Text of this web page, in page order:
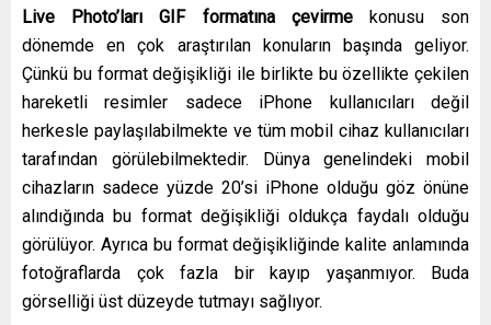
Live Photo’ları GIF formatına çevirmekonusu son
dönemde en çok araştırılan konuların başında geliyor.
Çünkü bu format değişikliği ile birlikte bu özellikte çekilen
hareketli resimler sadece iPhone kullanıcıları değil
herkesle paylaşılabilmekte ve tüm mobil cihaz kullanıcıları
tarafından görülebilmektedir. Dünya genelindeki mobil
cihazların sadece yüzde 20’si iPhone olduğu göz önüne
alındığında bu format değişikliği oldukça faydalı olduğu
görülüyor. Ayrıca bu format değişikliğinde kalite anlamında
fotoğraflarda çok fazla bir kayıp yaşanmıyor. Buda
görselliği üst düzeyde tutmayı sağlıyor.